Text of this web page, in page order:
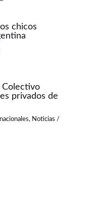
chicos
Colectivo
privados de
, Noticias /